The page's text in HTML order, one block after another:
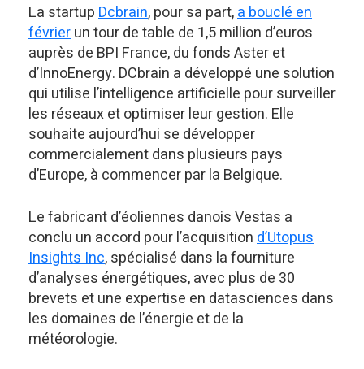
La startupDcbrain, pour sa part,a bouclé en
févrierun tour de table de 1,5 million d’euros
auprès de BPI France, du fonds Aster et
d’InnoEnergy. DCbrain a développé une solution
qui utilise l’intelligence artificielle pour surveiller
les réseaux et optimiser leur gestion. Elle
souhaite aujourd’hui se développer
commercialement dans plusieurs pays
d’Europe, à commencer par la Belgique.
Le fabricant d’éoliennes danois Vestas a
conclu un accord pour l’acquisitiond’Utopus
Insights Inc, spécialisé dans la fourniture
d’analyses énergétiques, avec plus de 30
brevets et une expertise en datasciences dans
les domaines de l’énergie et de la
météorologie.